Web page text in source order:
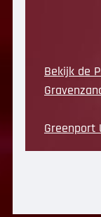
Bekijk de
Greenport